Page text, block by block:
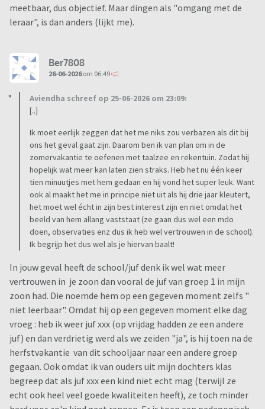
meetbaar, dus objectief. Maar dingen als "omgang met de
leraar", is dan anders (lijkt me).
Ber7808
26-06-2026om 06:49
Aviendha schreef op 25-06-2026 om 23:09:
[..]
Ik moet eerlijk zeggen dat het me niks zou verbazen als dit bij
ons het geval gaat zijn. Daarom ben ik van plan om in de
zomervakantie te oefenen met taalzee en rekentuin. Zodat hij
hopelijk wat meer kan laten zien straks. Heb het nu één keer
tien minuutjes met hem gedaan en hij vond het super leuk. Want
ook al maakt het me in principe niet uit als hij drie jaar kleutert,
het moet wel écht in zijn best interest zijn en niet omdat het
beeld van hem allang vaststaat (ze gaan dus wel een mdo
doen, observaties enz dus ik heb wel vertrouwen in de school).
Ik begrijp het dus wel als je hiervan baalt!
In jouw geval heeft de school/juf denk ik wel wat meer
vertrouwen in je zoon dan vooral de juf van groep 1 in mijn
zoon had. Die noemde hem op een gegeven moment zelfs "
niet leerbaar". Omdat hij op een gegeven moment elke dag
vroeg : heb ik weer juf xxx (op vrijdag hadden ze een andere
juf) en dan verdrietig werd als we zeiden "ja", is hij toen na de
herfstvakantie van dit schooljaar naar een andere groep
gegaan. Ook omdat ik van ouders uit mijn dochters klas
begreep dat als juf xxx een kind niet echt mag (terwijl ze
echt ook heel veel goede kwaliteiten heeft), ze toch minder